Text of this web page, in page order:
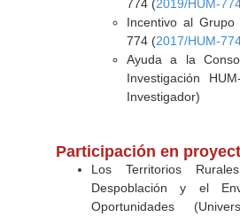
774 (2019/HUM-
Incentivo al
774 (2017/HUM-
Ayuda a la
Investigación
Investigador)
Participación en
Los Territorios
Despoblación y el
Oportunidades